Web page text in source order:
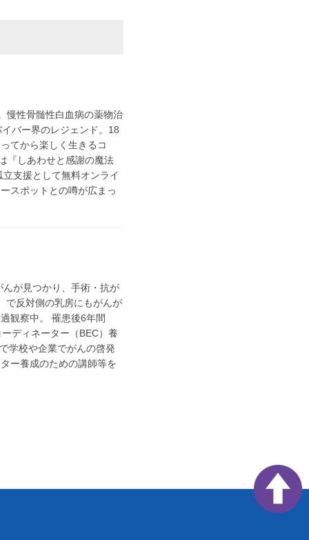
慢性骨髄性白血病の薬物治
バー界のレジェンド。18
てから楽しく生きるコ
『しあわせと感謝の魔法
支援として無料オンライ
スポットとの噂が広まっ
が見つかり、手術・抗が
で反対側の乳房にもがんが
観察中。 罹患後6年間
ディネーター（BEC）養
学校や企業でがんの啓発
ー養成のための講師等を